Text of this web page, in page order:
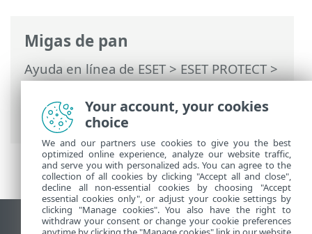
Migas de pan
Ayuda en línea de ESET>ESET PROTECT>
Usar ESET PROTECT>ESET PROTECT
Menú principal >Tablero > Exploración
en profundidad
Ver sitio del escritorio
Your account, your cookies
choice
We and our partners use cookies to give you the best
optimized online experience, analyze our website traffic,
and serve you with personalized ads. You can agree to the
collection of all cookies by clicking "Accept all and close",
decline all non-essential cookies by choosing "Accept
essential cookies only", or adjust your cookie settings by
clicking "Manage cookies". You also have the right to
withdraw your consent or change your cookie preferences